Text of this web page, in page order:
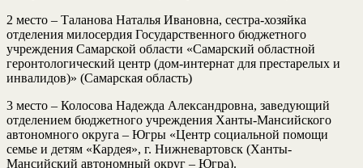
2 место – Таланова Наталья Ивановна, сестра-хозяйка
отделения милосердия Государственного бюджетного
учреждения Самарской области «Самарский областной
геронтологический центр (дом-интернат для престарелых и
инвалидов)» (Самарская область)
3 место – Колосова Надежда Александровна, заведующий
отделением бюджетного учреждения Ханты-Мансийского
автономного округа – Югры «Центр социальной помощи
семье и детям «Кардея», г. Нижневартовск (Ханты-
Мансийский автономный округ – Югра).